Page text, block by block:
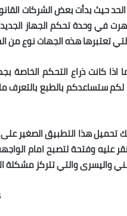
الحد حيث بدأت بعض الشركات
في وحدة تحكم الجهاز
تعتبرها هذه الجهات نوع من
تحميل هذا التطبيق الصغير
عليه وفتحة لتصبح امام
واليسرى والتي تتركز مشكلة